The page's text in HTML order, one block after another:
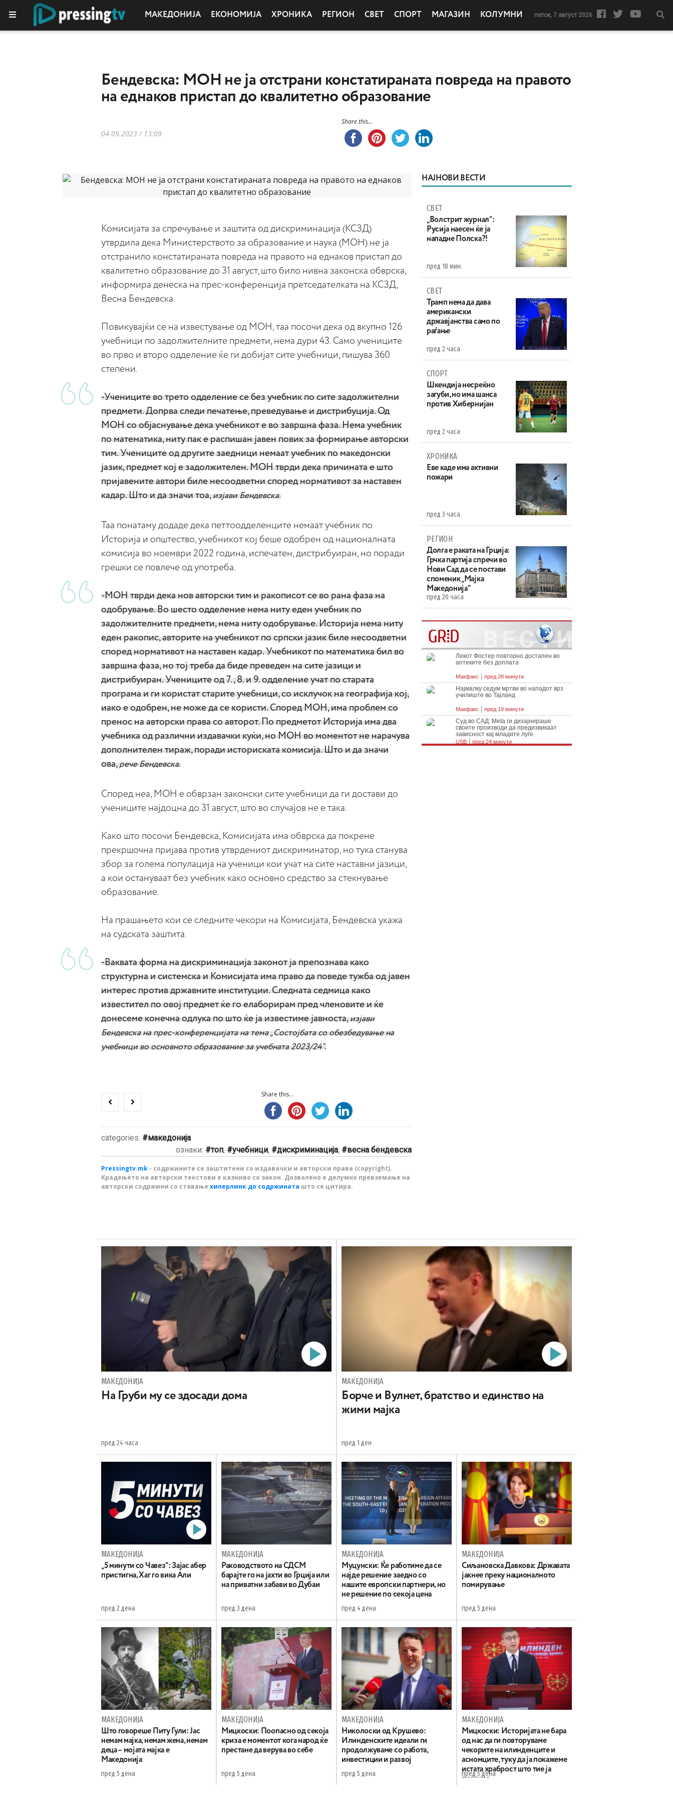
МАКЕДОНИЈА ЕКОНОМИЈА ХРОНИКА РЕГИОН СВЕТ СПОРТ МАГАЗИН КОЛУМНИ петок, 7 август 2026
Бендевска: МОН не ја отстрани констатираната повреда на правото
на еднаков пристап до квалитетно образование
04.09.2023 / 13:09
Share this...
Комисијата за спречување и заштита од дискриминација (КСЗД)
утврдила дека Министерството за образование и наука (МОН) не ја
отстранило констатираната повреда на правото на еднаков пристап до
квалитетно образование до 31 август, што било нивна законска обврска,
информира денеска на прес-конференција претседателката на КСЗД,
Весна Бендевска.
Повикувајќи се на известување од МОН, таа посочи дека од вкупно 126
учебници по задолжителните предмети, нема дури 43. Само учениците
во прво и второ одделение ќе ги добијат сите учебници, пишува 360
степени.
-Учениците во трето одделение се без учебник по сите задолжителни
предмети. Допрва следи печатење, преведување и дистрибуција. Од
МОН со објаснување дека учебникот е во завршна фаза. Нема учебник
по математика, ниту пак е распишан јавен повик за формирање авторски
тим. Учениците од другите заедници немаат учебник по македонски
јазик, предмет кој е задолжителен. МОН тврди дека причината е што
пријавените автори биле несоодветни според нормативот за наставен
кадар. Што и да значи тоа,изјави Бендевска.
Таа понатаму додаде дека петтоодделенците немаат учебник по
Историја и општество, учебникот кој беше одобрен од националната
комисија во ноември 2022 година, испечатен, дистрибуиран, но поради
грешки се повлече од употреба.
-МОН тврди дека нов авторски тим и ракописот се во рана фаза на
одобрување. Во шесто одделение нема ниту еден учебник по
задолжителните предмети, нема ниту одобрување. Историја нема ниту
еден ракопис, авторите на учебникот по српски јазик биле несоодветни
според нормативот на наставен кадар. Учебникот по математика бил во
завршна фаза, но тој треба да биде преведен на сите јазици и
дистрибуиран. Учениците од 7., 8. и 9. одделение учат по старата
програма и ги користат старите учебници, со исклучок на географија кој,
иако е одобрен, не може да се користи. Според МОН, има проблем со
пренос на авторски права со авторот. По предметот Историја има два
учебника од различни издавачки куќи, но МОН во моментот не нарачува
дополнителен тираж, поради историската комисија. Што и да значи
ова,рече Бендевска.
Според неа, МОН е обврзан законски сите учебници да ги достави до
учениците најдоцна до 31 август, што во случајов не е така.
Како што посочи Бендевска, Комисијата има обврска да покрене
прекршочна пријава против утврдениот дискриминатор, но тука станува
збор за голема популација на ученици кои учат на сите наставни јазици,
а кои остануваат без учебник како основно средство за стекнување
образование.
На прашањето кои се следните чекори на Комисијата, Бендевска укажа
на судската заштита.
-Ваквата форма на дискриминација законот ја препознава како
структурна и системска и Комисијата има право да поведе тужба од јавен
интерес против државните институции. Следната седмица како
известител по овој предмет ќе го елаборирам пред членовите и ќе
донесеме конечна одлука по што ќе ја известиме јавноста,изјави
Бендевска на прес-конференцијата на тема „Состојбата со обезбедување на
учебници во основното образование за учебната 2023/24“.
Share this...
categories:
македонија
ознаки:
топ, учебници, дискриминација, весна бендевска
Pressingtv.mk - содржините се заштитени со издавачки и авторски права (copyright).
Крадењето на авторски текстови е казниво со закон. Дозволено е делумно превземање на
авторски содржини со ставање хиперлинк до содржината што се цитира.
НАЈНОВИ ВЕСТИ
СВЕТ
„Волстрит журнал“:
Русија наесен ќе ја
нападне Полска?!
пред 18 мин.
СВЕТ
Трамп нема да дава
американски
државјанства само по
раѓање
пред 2 часа
СПОРТ
Шкендија несреќно
загуби, но има шанса
против Хибернијан
пред 2 часа
ХРОНИКА
Eве каде има активни
пожари
пред 3 часа
РЕГИОН
Долга е раката на Грција:
Грчка партија спречи во
Нови Сад да се постави
споменик „Мајка
Македонија“
пред 20 часа
МАКЕДОНИЈА
На Груби му се здосади дома
пред 24 часа
МАКЕДОНИЈА
Борче и Вулнет, братство и единство на
жими мајка
пред 1 ден
МАКЕДОНИЈА
„5 минути со Чавез“: Зајас абер
пристигна, Хаг го вика Али
пред 2 дена
МАКЕДОНИЈА
Раководството на СДСМ
барајте го на јахти во Грција или
на приватни забави во Дубаи
пред 3 дена
МАКЕДОНИЈА
Муцунски: Ќе работиме да се
најде решение заедно со
нашите европски партнери, но
не решение по секоја цена
пред 4 дена
МАКЕДОНИЈА
Сиљановска Давкова: Државата
јакнее преку националното
помирување
пред 5 дена
МАКЕДОНИЈА
Што говореше Питу Гули: Јас
немам мајка, немам жена, немам
деца – мојата мајка е
Македонија
пред 5 дена
МАКЕДОНИЈА
Мицкоски: Поопасно од секоја
криза е моментот кога народ ќе
престане да верува во себе
пред 5 дена
МАКЕДОНИЈА
Николоски од Крушево:
Илинденските идеали ги
продолжуваме со работа,
инвестиции и развој
пред 5 дена
МАКЕДОНИЈА
Мицкоски: Историјата не бара
од нас да ги повторуваме
чекорите на илинденците и
асномците, туку да ја покажеме
истата храброст што тие ја
покажаа
пред 5 дена